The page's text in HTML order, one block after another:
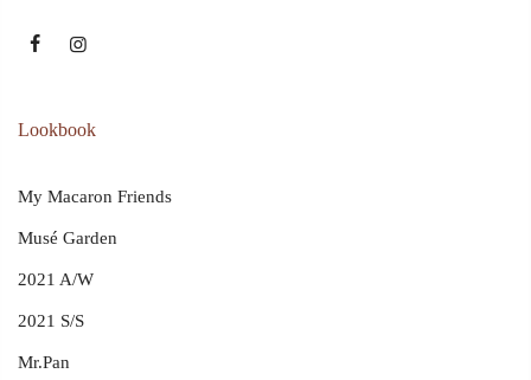
Lookbook
My Macaron Friends
Musé Garden
2021 A/W
2021 S/S
Mr.Pan